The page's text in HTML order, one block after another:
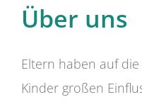
Über uns
Eltern haben auf
Kinder großen